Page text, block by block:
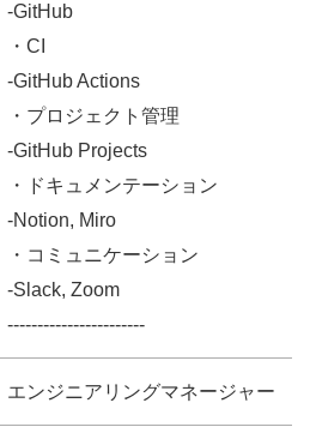
-GitHub
・CI
-GitHub Actions
・プロジェクト管理
-GitHub Projects
・ドキュメンテーション
-Notion, Miro
・コミュニケーション
-Slack, Zoom
-----------------------
エンジニアリングマネージャー